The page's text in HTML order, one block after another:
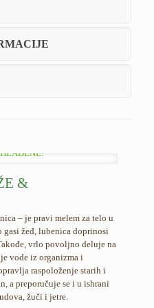
&
– je pravi melem za telo u
žeđ, lubenica doprinosi
vrlo povoljno deluje na
vode iz organizma i
raspoloženje starih i
a preporučuje se i u ishrani
žuči i jetre.